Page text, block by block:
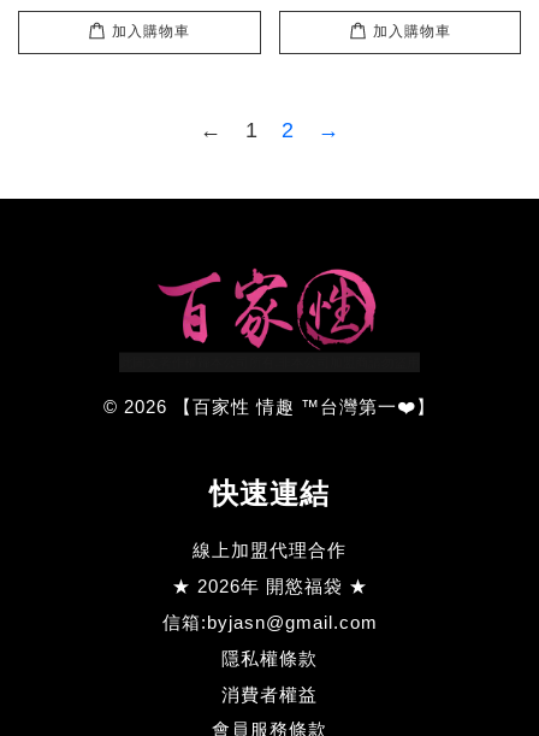
加入購物車 加入購物車
← 1 2 →
© 2026 【百家性 情趣 ™台灣第一❤️】
快速連結
線上加盟代理合作
★ 2026年 開慾福袋 ★
信箱:byjasn@gmail.com
隱私權條款
消費者權益
會員服務條款